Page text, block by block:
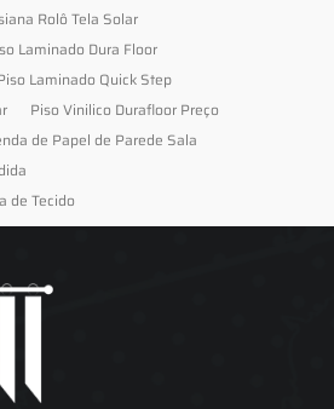
Rolô Tela Solar
Laminado Dura Floor
Laminado Quick Step
Piso Vinilico Durafloor Preço
de Papel de Parede Sala
de Tecido